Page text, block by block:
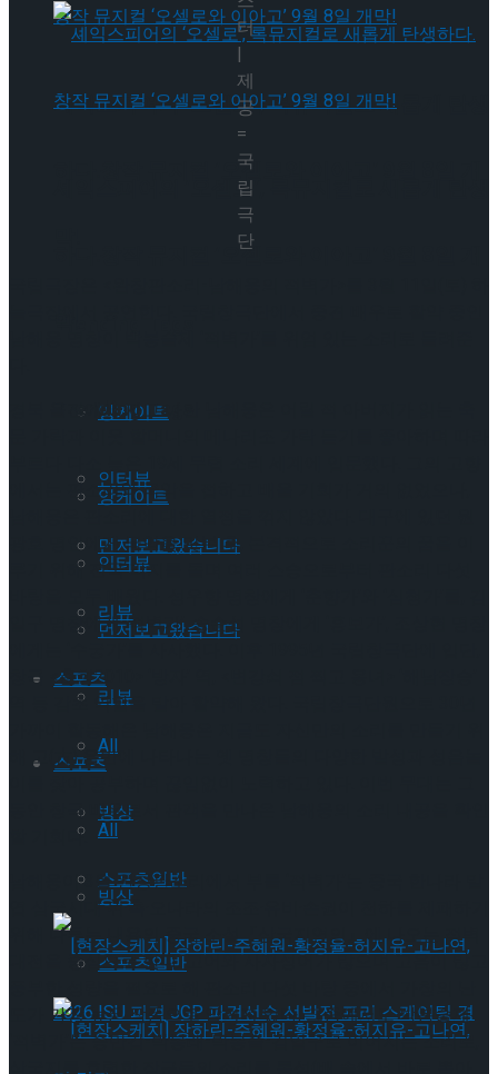
셰익스피어의 ‘오셀로’, 록뮤지컬로 새롭게 탄생
하다.창작 뮤지컬 ‘오셀로와 이아고’ 9월 8일 개
앙케이트
인터뷰
먼저보고왔습니다
리뷰
스포츠
All
빙상
스포츠일반
셰익스피어의 ‘오셀로’, 록뮤지컬로 새롭게 탄생
하다.창작 뮤지컬 ‘오셀로와 이아고’ 9월 8일 개
Trending Tags
앙케이트
인터뷰
먼저보고왔습니다
리뷰
스포츠
All
빙상
스포츠일반
터
|
제
공
=
국
립
극
단
경북 울진에서 자고 나란 남해웅은 어릴 적 아버지가 읽는 축
에서는 판소리와 국악을 접하고 배울 기회가 거의 없었으나,
광호 명인에게 국악을 맛본 후, 본격적으로 소리꾼의 꿈을 이
루기 위해 전국 각지를 돌며 여러 스승으로부터 판소리 다섯
일구 명창에게 ‘적벽가’, 송순섭 명창에게 ‘흥보가’, 조상현 명창
창극 <춘향2010> ‘방자’ 역, <변강쇠 점 찍고 옹녀> ‘해남장승’
역 등 감초 역할을 맡아 활약해 왔다. 국립창극단원으로 30년
해 고(古) 음반에 나타나는 옛 명창들의 다양한 발성과 성음놀
동안 창극 배우로서 관객을 만나온 남해웅의 소리 내공을 확인
할 기회다.
남해웅이 3월 완창판소리에서 부를 ‘적벽가’는 중국 한나라 말
엽 삼국시대 위·촉·오나라의 조조·유비·손권이 천하를 제패하기
위해 다투는 내용의 중국 소설『삼국지연의』에 나오는 적벽
대전을 중심으로 한다. 고어와 사자성어가 많으며 고음이 많고
도가 가장 높은 작품으로 알려져 있다. 그중에서도 박봉술제
‘적벽가’는 송만갑-박봉래-박봉술-김일구로 이어지는 소리로,
삼국지를 호령한 장군들의 소리를 통성(배 속에서 바로 뽑아